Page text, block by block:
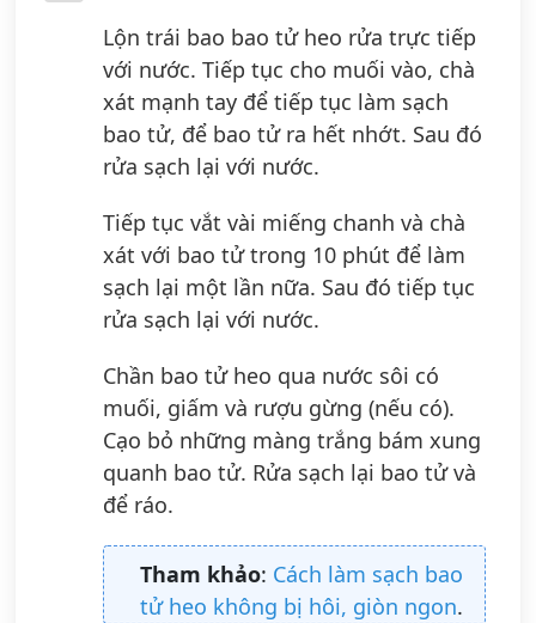
Lộn trái bao bao tử heo rửa trực tiếp
với nước. Tiếp tục cho muối vào, chà
xát mạnh tay để tiếp tục làm sạch
bao tử, để bao tử ra hết nhớt. Sau đó
rửa sạch lại với nước.
Tiếp tục vắt vài miếng chanh và chà
xát với bao tử trong 10 phút để làm
sạch lại một lần nữa. Sau đó tiếp tục
rửa sạch lại với nước.
Chần bao tử heo qua nước sôi có
muối, giấm và rượu gừng (nếu có).
Cạo bỏ những màng trắng bám xung
quanh bao tử. Rửa sạch lại bao tử và
để ráo.
Tham khảo: Cách làm sạch bao
tử heo không bị hôi, giòn ngon.